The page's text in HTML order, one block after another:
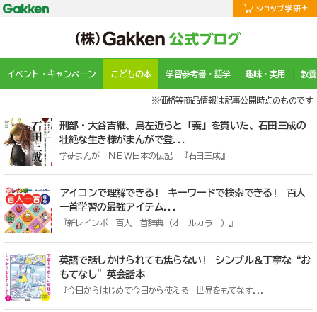
イベント・キャンペーン こどもの本 学習参考書・語学 趣味・実用 教
※価格等商品情報は記事公開時点のものです
刑部・大谷吉継、島左近らと「義」を貫いた、石田三成の
壮絶な生き様がまんがで登...
学研まんが ＮＥＷ日本の伝記 『石田三成』
アイコンで理解できる! キーワードで検索できる! 百人
一首学習の最強アイテム...
『新レインボー百人一首辞典（オールカラー）』
英語で話しかけられても焦らない! シンプル＆丁寧な“お
もてなし”英会話本
『今日からはじめて今日から使える 世界をもてなす...